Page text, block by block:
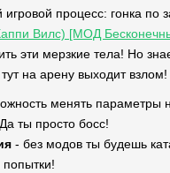
процесс: гонка по
Вилс) [МОД
эти мерзкие тела! Но
на арену выходит взлом!
менять
ты просто босс!
- без модов ты будешь